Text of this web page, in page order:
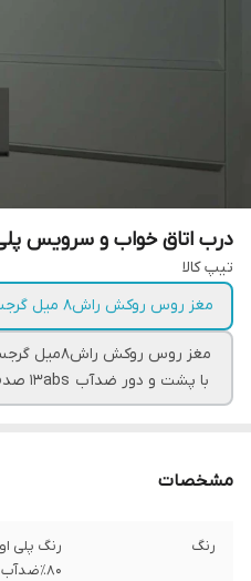
درب اتاق خواب و سرویس پلی
تیپ کالا
مغز روس روکش راش۸ میل گرجستان روکش شده ۱۳ صدم آلمانی
با پشت و دور ضدآب ۱۳abs صدم آلمانی برای سرویس بهداشتی
مشخصات
رنگ
رنگ پلی
۸۰٪ضدآب